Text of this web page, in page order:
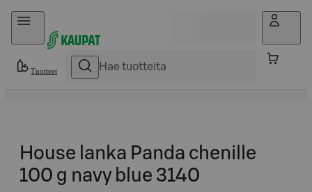
Hyppää sisältöön
Tuotteet
House lanka Panda chenille
100 g navy blue 3140